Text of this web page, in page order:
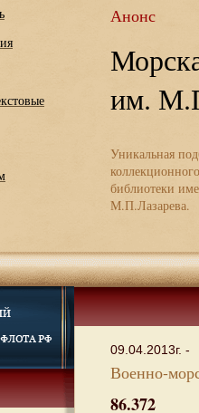
Анонс
им.
Уникальная
библиотеки
М.П.Лазарева.
09.04.2013г. -
Военно-
86.372